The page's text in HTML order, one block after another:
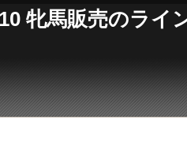
牝馬販売のライ